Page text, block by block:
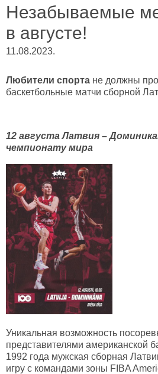
Незабываемые
в августе!
11.08.2023.
Любители спорта не должны
баскетбольные матчи сборной
12 августа Латвия –
чемпионату мира
Уникальная возможность
представителями американской
1992 года мужская сборная
игру с командами зоны FIBA